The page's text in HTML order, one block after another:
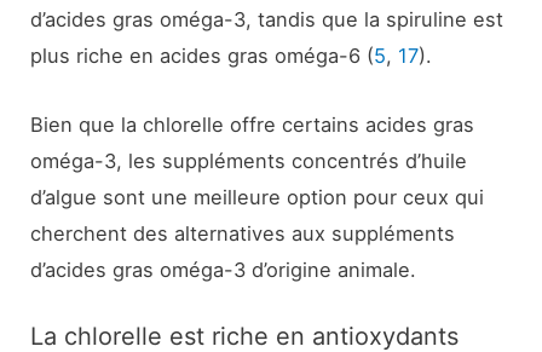
d’acides gras oméga-3, tandis que la spiruline est
plus riche en acides gras oméga-6 (5, 17).
Bien que la chlorelle offre certains acides gras
oméga-3, les suppléments concentrés d’huile
d’algue sont une meilleure option pour ceux qui
cherchent des alternatives aux suppléments
d’acides gras oméga-3 d’origine animale.
La chlorelle est riche en antioxydants